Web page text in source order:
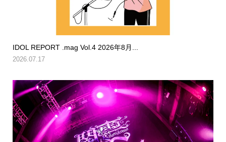
IDOL REPORT .mag Vol.4 2026年8月...
2026.07.17